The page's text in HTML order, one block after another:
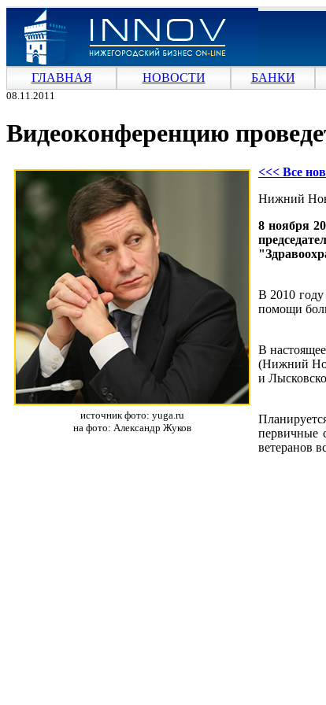
ГЛАВНАЯ НОВОСТИ БАНКИ
08.11.2011
Видеоконференцию
<<< Все
источник фото: yuga.ru
на фото: Александр Жуков
Нижний
8 ноября
В 2010
помощи
В
(Нижний
и
первичные
ветеранов